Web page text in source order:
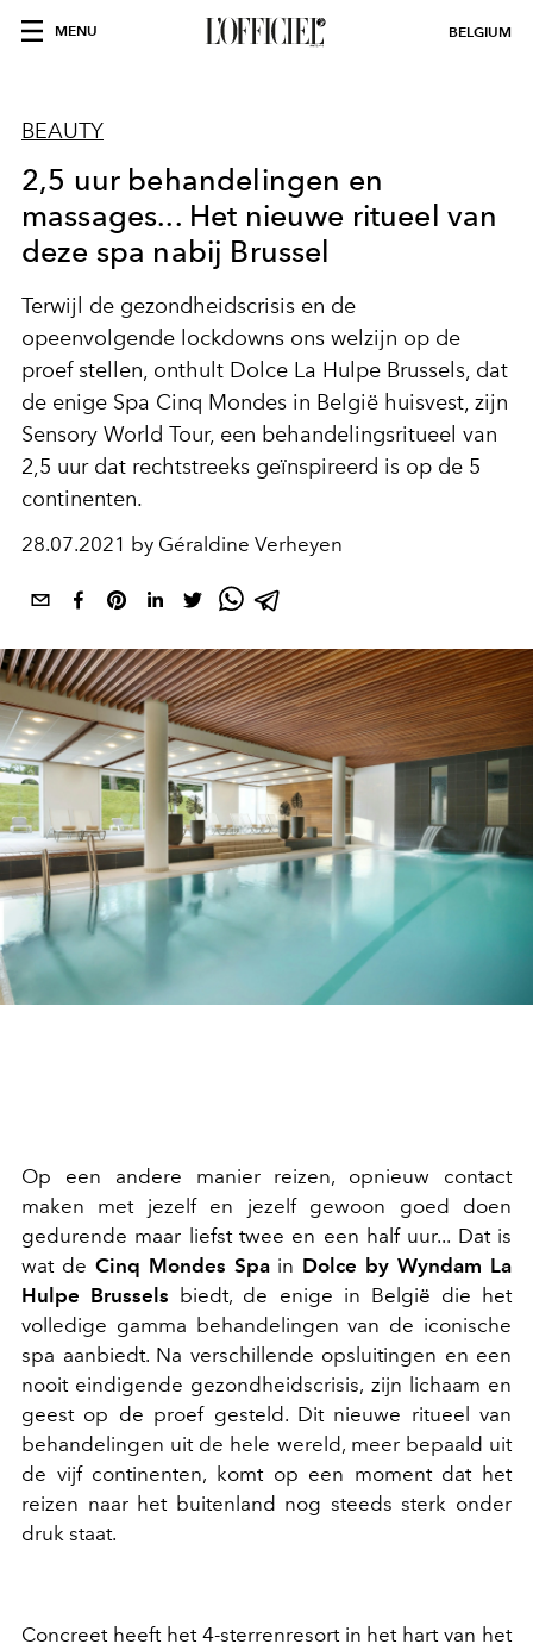
MENU BELGIUM
BEAUTY
2,5 uur behandelingen en
massages... Het nieuwe ritueel van
deze spa nabij Brussel
Terwijl de gezondheidscrisis en de
opeenvolgende lockdowns ons welzijn op de
proef stellen, onthult Dolce La Hulpe Brussels, dat
de enige Spa Cinq Mondes in België huisvest, zijn
Sensory World Tour, een behandelingsritueel van
2,5 uur dat rechtstreeks geïnspireerd is op de 5
continenten.
28.07.2021 by Géraldine Verheyen
Op een andere manier reizen, opnieuw contact
maken met jezelf en jezelf gewoon goed doen
gedurende maar liefst twee en een half uur... Dat is
wat de Cinq Mondes Spain Dolce by Wyndam La
Hulpe Brussels biedt, de enige in België die het
volledige gamma behandelingen van de iconische
spa aanbiedt. Na verschillende opsluitingen en een
nooit eindigende gezondheidscrisis, zijn lichaam en
geest op de proef gesteld. Dit nieuwe ritueel van
behandelingen uit de hele wereld, meer bepaald uit
de vijf continenten, komt op een moment dat het
reizen naar het buitenland nog steeds sterk onder
druk staat.
Concreet heeft het 4-sterrenresort in het hart van het